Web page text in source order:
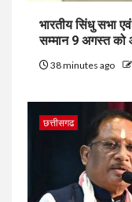
भारतीय सिंधु सभा एवं
सम्मान 9 अगस्त को
38 minutes ago
छत्तीसगढ